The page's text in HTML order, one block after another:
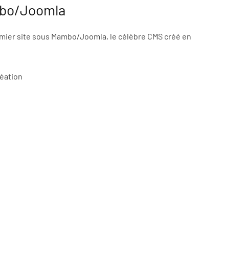
Joomla
site sous Mambo/Joomla, le célèbre CMS créé en